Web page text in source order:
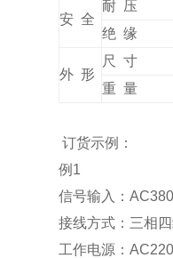
安 全
耐 压
绝 缘
外 形
尺 寸
重 量
订货示例：
例1
信号输入：
接线方式：三相
工作电源：